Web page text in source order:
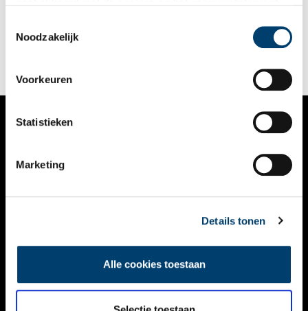
Noodzakelijk
Voorkeuren
Statistieken
Marketing
Details tonen
Alle cookies toestaan
NIEUWS
KALENDER
ACTIVITEITEN